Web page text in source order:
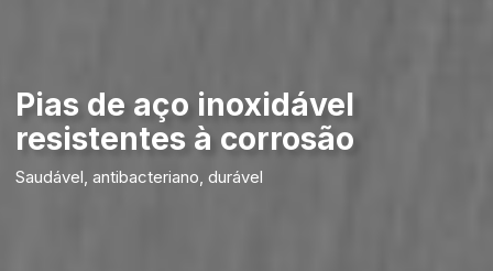
Pias de aço inoxidável
resistentes à corrosão
Saudável, antibacteriano, durável